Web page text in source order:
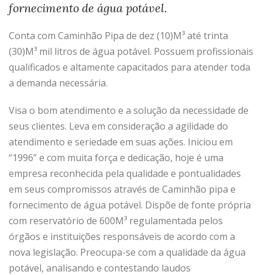
fornecimento de água potável.
Conta com Caminhão Pipa de dez (10)M³ até trinta
(30)M³ mil litros de água potável. Possuem profissionais
qualificados e altamente capacitados para atender toda
a demanda necessária.
Visa o bom atendimento e a solução da necessidade de
seus clientes. Leva em consideração a agilidade do
atendimento e seriedade em suas ações. Iniciou em
“1996” e com muita força e dedicação, hoje é uma
empresa reconhecida pela qualidade e pontualidades
em seus compromissos através de Caminhão pipa e
fornecimento de água potável. Dispõe de fonte própria
com reservatório de 600M³ regulamentada pelos
órgãos e instituições responsáveis de acordo com a
nova legislação. Preocupa-se com a qualidade da água
potável, analisando e contestando laudos